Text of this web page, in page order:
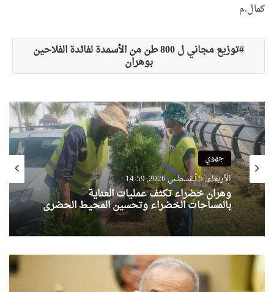
كمال.م
توزيع مجاني ل 800 طن من الأسمدة لفائدة الفلاحين
بوهران
جهوي
الأربعاء, 5 أغسطس 2026, 14:59
وهران خضراء تكثف عمليات العناية
بالمساحات الخضراء وتحسين المحيط الحضري
ع
م